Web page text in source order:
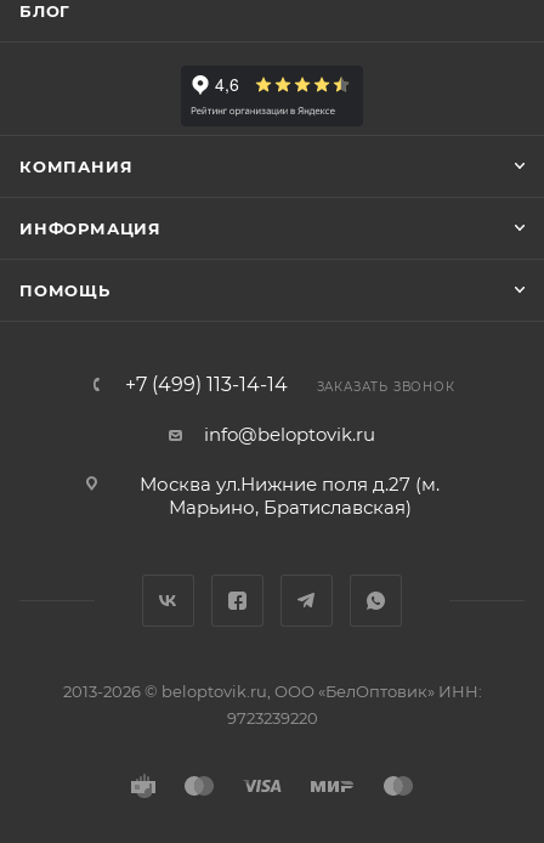
БЛОГ
КОМПАНИЯ
ИНФОРМАЦИЯ
ПОМОЩЬ
+7 (499) 113-14-14 ЗАКАЗАТЬ ЗВОНОК
info@beloptovik.ru
Москва ул.Нижние поля д.27 (м.
Марьино, Братиславская)
2013-2026 © beloptovik.ru, ООО «БелОптовик» ИНН:
9723239220